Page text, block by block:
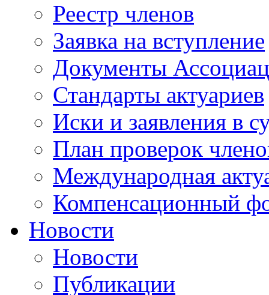
Реестр членов
Заявка на вступление
Документы
Стандарты актуариев
Иски и заявления в
План проверок
Международная
Компенсационный
Новости
Новости
Публикации